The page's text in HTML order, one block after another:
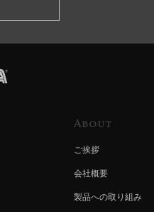
About
ご挨拶
会社概要
製品への取り組み